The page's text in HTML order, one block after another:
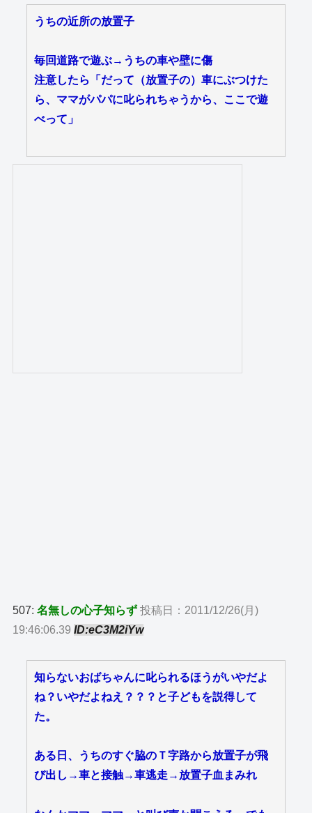
うちの近所の放置子
毎回道路で遊ぶ→うちの車や壁に傷
注意したら「だって（放置子の）車にぶつけた
ら、ママがパパに叱られちゃうから、ここで遊
べって」
507:名無しの心子知らず 投稿日：2011/12/26(月)
19:46:06.39ID:eC3M2iYw
知らないおばちゃんに叱られるほうがいやだよ
ね？いやだよねえ？？？と子どもを説得して
た。
ある日、うちのすぐ脇のＴ字路から放置子が飛
び出し→車と接触→車逃走→放置子血まみれ